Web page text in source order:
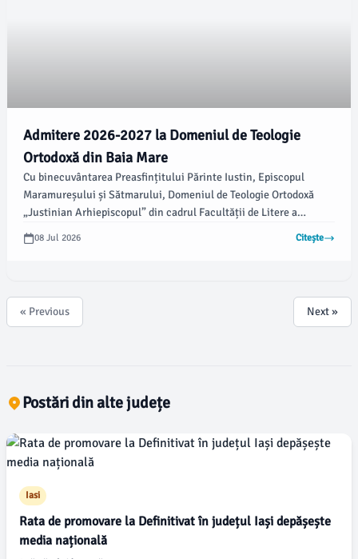
Admitere 2026-2027 la Domeniul de Teologie
Ortodoxă din Baia Mare
Cu binecuvântarea Preasfințitului Părinte Iustin, Episcopul
Maramureșului și Sătmarului, Domeniul de Teologie Ortodoxă
„Justinian Arhiepiscopul” din cadrul Facultății de Litere a
Centrului Universitar Nord Baia Mare, parte a Universității
Tehnice din Cluj-Napoca, a anunțat organizarea admiterii pentru
08 Jul 2026 Citește
« Previous Next »
Postări din alte județe
Iasi
Rata de promovare la Definitivat în județul Iași depășește
media națională